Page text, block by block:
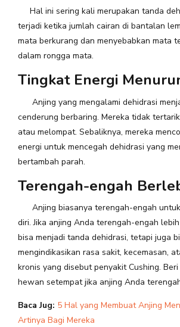
Hal ini sering kali merupakan tanda
terjadi ketika jumlah cairan di bantalan
mata berkurang dan menyebabkan mata
dalam rongga mata.
Tingkat Energi
Anjing yang mengalami dehidrasi
cenderung berbaring. Mereka tidak
atau melompat. Sebaliknya, mereka
energi untuk mencegah dehidrasi yang
bertambah parah.
Terengah-engah
Anjing biasanya terengah-engah untuk
diri. Jika anjing Anda terengah-engah
bisa menjadi tanda dehidrasi, tetapi juga
mengindikasikan rasa sakit, kecemasan,
kronis yang disebut penyakit Cushing.
hewan setempat jika anjing Anda
Baca Jug: 5 Hal yang Membuat Anjing
Artinya Bagi Mereka